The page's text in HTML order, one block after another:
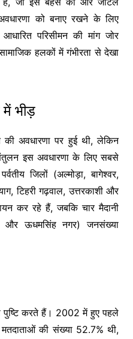
को बनाए रखने के लिए
परिसीमन की मांग जोर
हलकों में गंभीरता से देखा
में भीड़
की अवधारणा पर हुई थी, लेकिन
इस अवधारणा के लिए सबसे
जिलों (अल्मोड़ा, बागेश्वर,
टिहरी गढ़वाल, उत्तरकाशी और
कर रहे हैं, जबकि चार मैदानी
और ऊधमसिंह नगर) जनसंख्या
करते हैं। 2002 में हुए पहले
मतदाताओं की संख्या 52.7% थी,